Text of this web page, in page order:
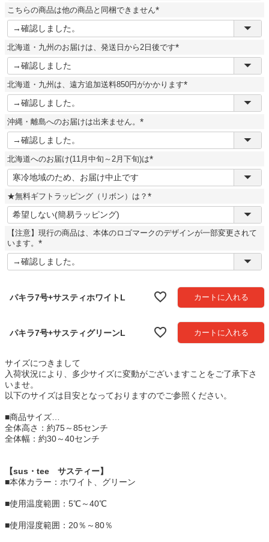
)
こちらの商品は他の商品と同梱できません
(
)
北海道・九州のお届けは、発送日から2日後です
(
北海道・九州は、遠方追加送料850円がかかります
(
沖縄・離島へのお届けは出来ません。
(
)
北海道へのお届け(11月中旬～2月下旬)は
(
)
★無料ギフトラッピング（リボン）は？
(
)
【注意】現行の商品は、本体のロゴマークのデザインが一部変更されて
います。
(
必
パキラ7号+サスティホワイトL カートに入れる
パキラ7号+サスティグリーンL カートに入れる
サイズにつきまして
入荷状況により、多少サイズに変動がございますことをご了承下さ
いませ。
以下のサイズは目安となっておりますのでご参照ください。
■商品サイズ…
全体高さ：約75～85センチ
全体幅：約30～40センチ
【sus・tee サスティー】
■本体カラー：ホワイト、グリーン
■使用温度範囲：5℃～40℃
■使用湿度範囲：20％～80％